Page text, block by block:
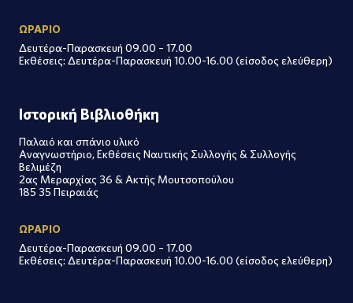
ΩΡΑΡΙΟ
Δευτέρα-Παρασκευή 09.00 – 17.00
Εκθέσεις: Δευτέρα-Παρασκευή 10.00-16.00 (είσοδος ελεύθερη)
Ιστορική Βιβλιοθήκη
Παλαιό και σπάνιο υλικό
Αναγνωστήριο, Εκθέσεις Ναυτικής Συλλογής & Συλλογής
Βελιμέζη
2ας Μεραρχίας 36 & Ακτής Μουτσοπούλου
185 35 Πειραιάς
ΩΡΑΡΙΟ
Δευτέρα-Παρασκευή 09.00 – 17.00
Εκθέσεις: Δευτέρα-Παρασκευή 10.00-16.00 (είσοδος ελεύθερη)